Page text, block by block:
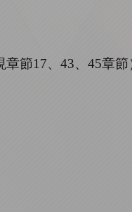
章節17、43、45章節